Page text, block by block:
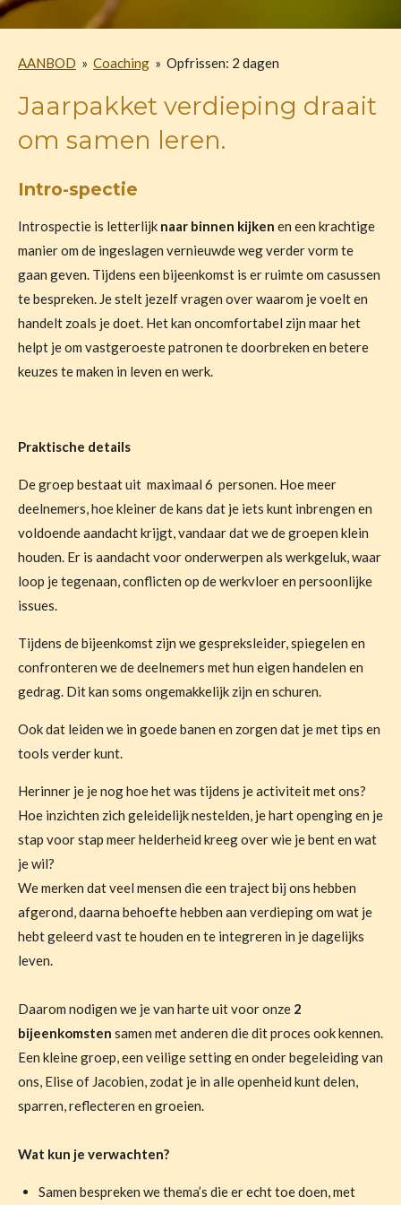
AANBOD » Coaching » Opfrissen: 2 dagen
Jaarpakket verdieping draait
om samen leren.
Intro-spectie
Introspectie is letterlijk naar binnen kijken en een krachtige
manier om de ingeslagen vernieuwde weg verder vorm te
gaan geven. Tijdens een bijeenkomst is er ruimte om casussen
te bespreken. Je stelt jezelf vragen over waarom je voelt en
handelt zoals je doet. Het kan oncomfortabel zijn maar het
helpt je om vastgeroeste patronen te doorbreken en betere
keuzes te maken in leven en werk.
Praktische details
De groep bestaat uit maximaal 6 personen. Hoe meer
deelnemers, hoe kleiner de kans dat je iets kunt inbrengen en
voldoende aandacht krijgt, vandaar dat we de groepen klein
houden. Er is aandacht voor onderwerpen als werkgeluk, waar
loop je tegenaan, conflicten op de werkvloer en persoonlijke
issues.
Tijdens de bijeenkomst zijn we gespreksleider, spiegelen en
confronteren we de deelnemers met hun eigen handelen en
gedrag. Dit kan soms ongemakkelijk zijn en schuren.
Ook dat leiden we in goede banen en zorgen dat je met tips en
tools verder kunt.
Herinner je je nog hoe het was tijdens je activiteit met ons?
Hoe inzichten zich geleidelijk nestelden, je hart openging en je
stap voor stap meer helderheid kreeg over wie je bent en wat
je wil?
We merken dat veel mensen die een traject bij ons hebben
afgerond, daarna behoefte hebben aan verdieping om wat je
hebt geleerd vast te houden en te integreren in je dagelijks
leven.
Daarom nodigen we je van harte uit voor onze 2
bijeenkomsten samen met anderen die dit proces ook kennen.
Een kleine groep, een veilige setting en onder begeleiding van
ons, Elise of Jacobien, zodat je in alle openheid kunt delen,
sparren, reflecteren en groeien.
Wat kun je verwachten?
Samen bespreken we thema’s die er echt toe doen, met